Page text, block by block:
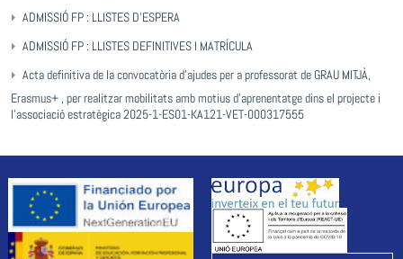
ADMISSIÓ FP : LLISTES D’ESPERA
ADMISSIÓ FP : LLISTES DEFINITIVES I MATRÍCULA
Acta definitiva de la convocatòria d’ajudes per a professorat de GRAU MITJÀ,
Erasmus+ , per realitzar mobilitats amb motius d’aprenentatge dins el projecte i
l’associació estratègica 2025-1-ES01-KA121-VET-000317555